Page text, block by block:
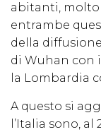
abitanti, molto
entrambe
della
di Wuhan con
la Lombardia
A questo si
l’Italia sono, al